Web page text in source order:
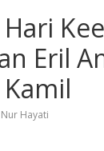
Eril
Nur Hayati